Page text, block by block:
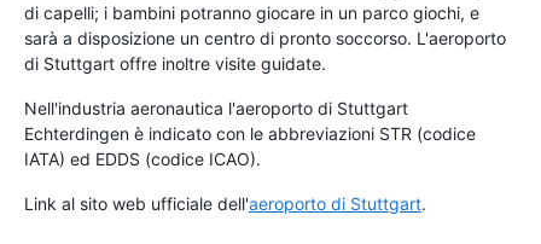
di capelli; i bambini potranno giocare in un parco giochi, e
sarà a disposizione un centro di pronto soccorso. L'aeroporto
di Stuttgart offre inoltre visite guidate.
Nell'industria aeronautica l'aeroporto di Stuttgart
Echterdingen è indicato con le abbreviazioni STR (codice
IATA) ed EDDS (codice ICAO).
Link al sito web ufficiale dell'aeroporto di Stuttgart.